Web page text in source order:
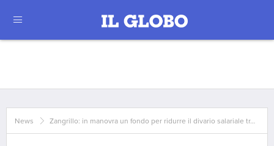
News Zangrillo: in manovra un fondo per ridurre il divario salariale tr…